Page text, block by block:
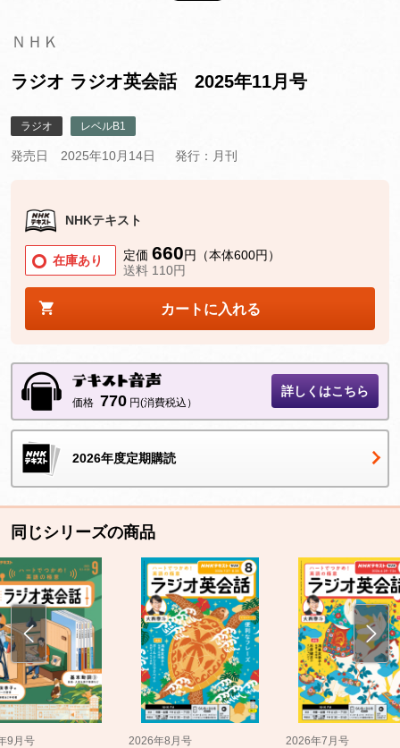
ＮＨＫ
ラジオ ラジオ英会話 2025年11月号
ラジオ レベルB1
発売日 2025年10月14日 発行：月刊
NHKテキスト
在庫あり 定価 660円（本体600円）
送料 110円
カートに入れる
価格 770 円(消費税込）
詳しくはこちら
2026年度定期購読
同じシリーズの商品
9月号 2026年8月号 2026年7月号